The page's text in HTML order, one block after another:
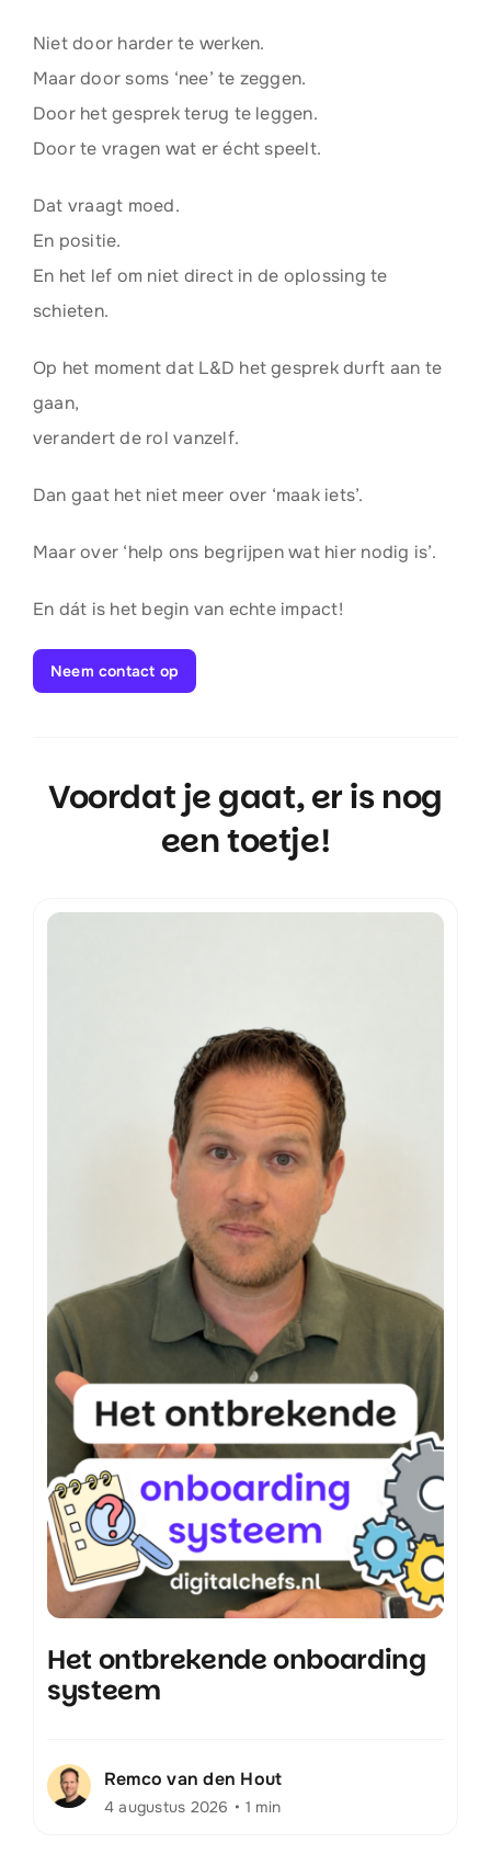
Niet door harder te werken.
Maar door soms ‘nee’ te zeggen.
Door het gesprek terug te leggen.
Door te vragen wat er écht speelt.
Dat vraagt moed.
En positie.
En het lef om niet direct in de oplossing te
schieten.
Op het moment dat L&D het gesprek durft aan te
gaan,
verandert de rol vanzelf.
Dan gaat het niet meer over ‘maak iets’.
Maar over ‘help ons begrijpen wat hier nodig is’.
En dát is het begin van echte impact!
Neem contact op
Voordat je gaat, er is nog
een toetje!
Het ontbrekende onboarding
systeem
Remco van den Hout
4 augustus 2026 • 1 min